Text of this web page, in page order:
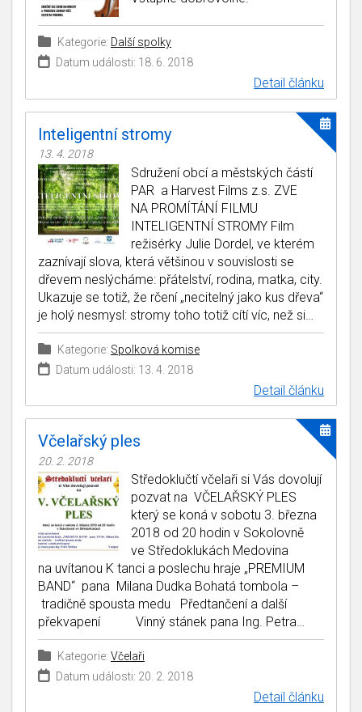
Kategorie: Další spolky
Datum události: 18. 6. 2018
Detail článku
Inteligentní stromy
13. 4. 2018
Sdružení obcí a městských částí
PAR a Harvest Films z.s. ZVE
NA PROMÍTÁNÍ FILMU
INTELIGENTNÍ STROMY Film
režisérky Julie Dordel, ve kterém
zaznívají slova, která většinou v souvislosti se
dřevem neslýcháme: přátelství, rodina, matka, city.
Ukazuje se totiž, že rčení „necitelný jako kus dřeva“
je holý nesmysl: stromy toho totiž cítí víc, než si…
Kategorie: Spolková komise
Datum události: 13. 4. 2018
Detail článku
Včelařský ples
20. 2. 2018
Středoklučtí včelaři si Vás dovolují
pozvat na VČELAŘSKÝ PLES
který se koná v sobotu 3. března
2018 od 20 hodin v Sokolovně
ve Středoklukách Medovina
na uvítanou K tanci a poslechu hraje „PREMIUM
BAND“ pana Milana Dudka Bohatá tombola –
tradičně spousta medu Předtančení a další
překvapení Vinný stánek pana Ing. Petra…
Kategorie: Včelaři
Datum události: 20. 2. 2018
Detail článku